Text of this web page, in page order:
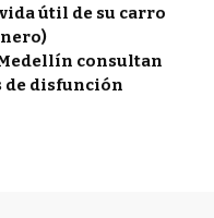
útil de su carro
Medellín consultan
de disfunción